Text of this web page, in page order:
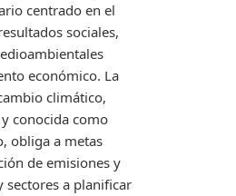
centrado en el
sociales,
económico. La
climático,
conocida como
obliga a metas
de emisiones y
sectores a planificar